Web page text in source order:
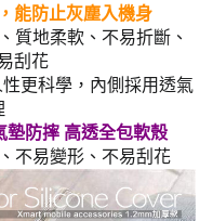
能防止灰塵入機身
質地柔軟、不易折斷、
刮花
更科學，內側採用透氣
墊防摔 高透全包軟殼
不易變形、不易刮花